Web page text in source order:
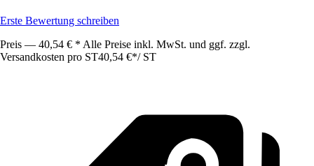
Erste Bewertung schreiben
Preis — 40,54 € * Alle Preise inkl. MwSt. und ggf. zzgl.
Versandkosten pro ST40,54 €*/ ST